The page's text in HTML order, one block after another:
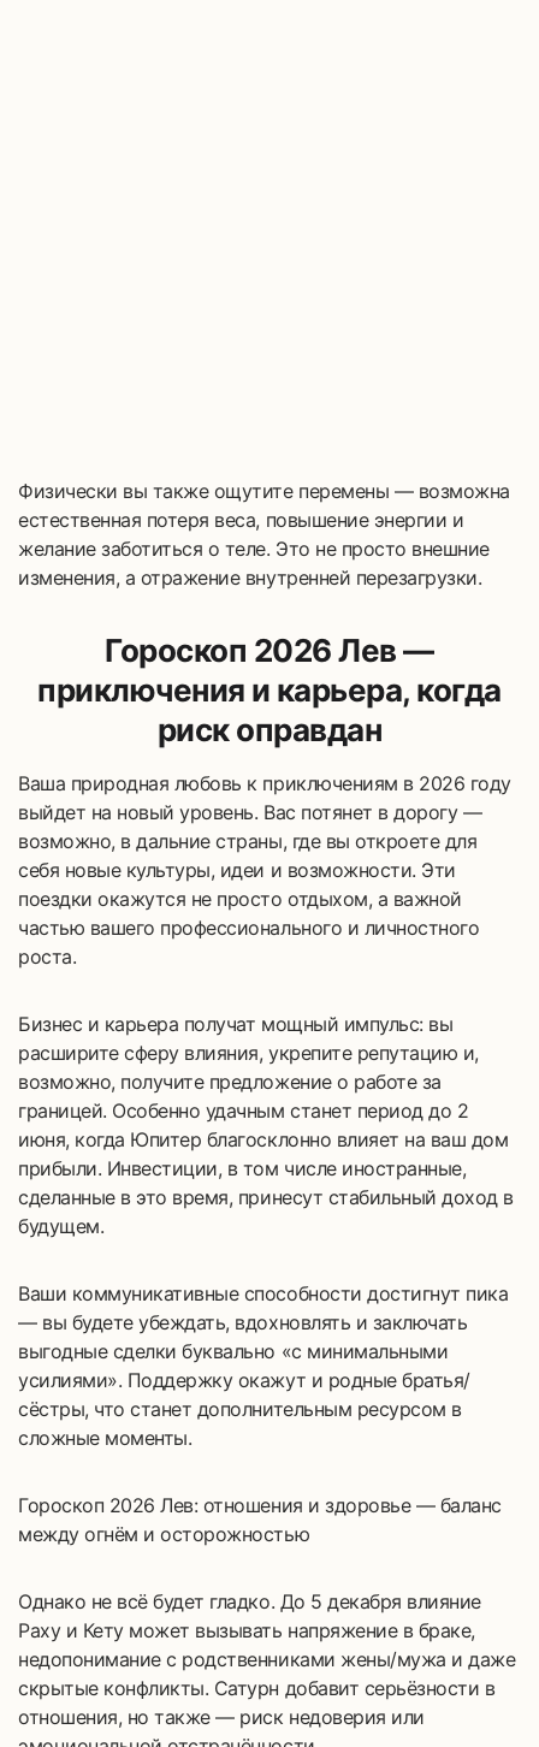
Физически вы также ощутите перемены — возможна
естественная потеря веса, повышение энергии и
желание заботиться о теле. Это не просто внешние
изменения, а отражение внутренней перезагрузки.
Гороскоп 2026 Лев —
приключения и карьера, когда
риск оправдан
Ваша природная любовь к приключениям в 2026 году
выйдет на новый уровень. Вас потянет в дорогу —
возможно, в дальние страны, где вы откроете для
себя новые культуры, идеи и возможности. Эти
поездки окажутся не просто отдыхом, а важной
частью вашего профессионального и личностного
роста.
Бизнес и карьера получат мощный импульс: вы
расширите сферу влияния, укрепите репутацию и,
возможно, получите предложение о работе за
границей. Особенно удачным станет период до 2
июня, когда Юпитер благосклонно влияет на ваш дом
прибыли. Инвестиции, в том числе иностранные,
сделанные в это время, принесут стабильный доход в
будущем.
Ваши коммуникативные способности достигнут пика
— вы будете убеждать, вдохновлять и заключать
выгодные сделки буквально «с минимальными
усилиями». Поддержку окажут и родные братья/
сёстры, что станет дополнительным ресурсом в
сложные моменты.
Гороскоп 2026 Лев: отношения и здоровье — баланс
между огнём и осторожностью
Однако не всё будет гладко. До 5 декабря влияние
Раху и Кету может вызывать напряжение в браке,
недопонимание с родственниками жены/мужа и даже
скрытые конфликты. Сатурн добавит серьёзности в
отношения, но также — риск недоверия или